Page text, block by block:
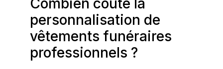
Combien coûte la
personnalisation de
vêtements funéraires
professionnels ?